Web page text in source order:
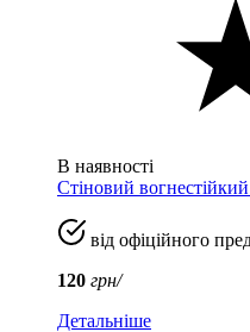
В наявності
Стіновий
від офіційного
120 грн/
Детальніше